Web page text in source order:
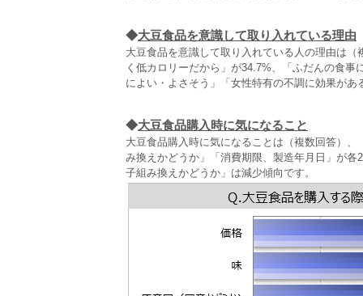
◆大豆食品を意識して取り入れている理由
大豆食品を意識して取り入れている人の理由は
く低カロリーだから」が34.7%、「ふだんの食
によい・よさそう」「女性特有の不調に効果が
◆大豆食品購入時に気になること
大豆食品購入時に気になることは（複数回答）
み換えかどうか」「消費期限、製造年月日」が
子組み換えかどうか」は減少傾向です。